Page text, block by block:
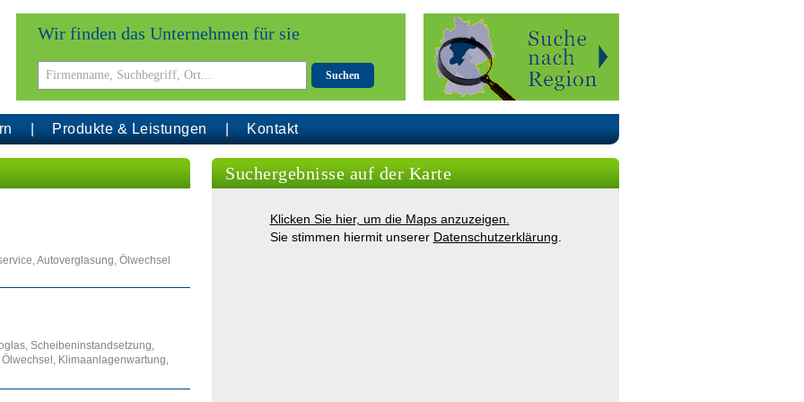
Wir finden das Unternehmen für sie
Suchen
Produkte & Leistungen Kontakt
Autoverglasung, Ölwechsel
Scheibeninstandsetzung,
Klimaanlagenwartung,
Suchergebnisse auf der Karte
Klicken Sie hier, um die Maps anzuzeigen.
Sie stimmen hiermit unserer Datenschutzerklärung